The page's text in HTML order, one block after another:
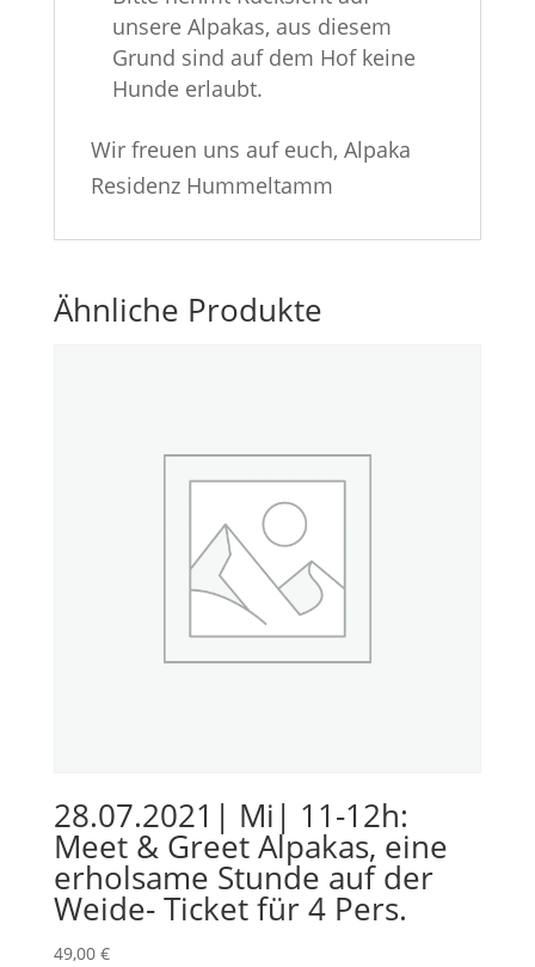
unsere Alpakas, aus diesem
Grund sind auf dem Hof keine
Hunde erlaubt.
Wir freuen uns auf euch, Alpaka
Residenz Hummeltamm
Ähnliche Produkte
28.07.2021| Mi| 11-12h:
Meet & Greet Alpakas, eine
erholsame Stunde auf der
Weide- Ticket für 4 Pers.
49,00 €